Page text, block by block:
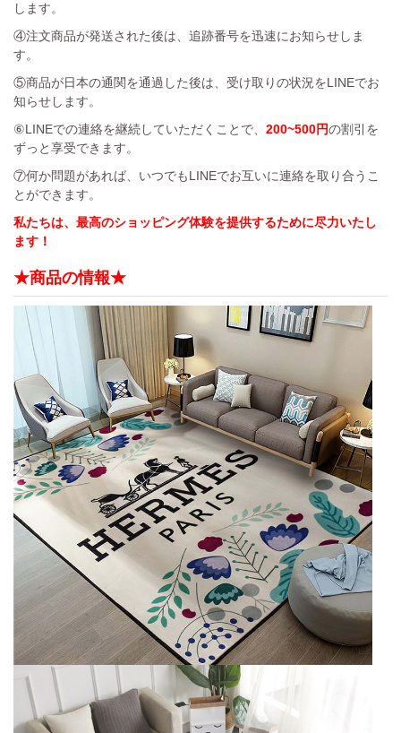
します。
④注文商品が発送された後は、追跡番号を迅速にお知らせしま
す。
⑤商品が日本の通関を通過した後は、受け取りの状況をLINEでお
知らせします。
⑥LINEでの連絡を継続していただくことで、 200~500円の割引を
ずっと享受できます。
⑦何か問題があれば、いつでもLINEでお互いに連絡を取り合うこ
とができます。
私たちは、最高のショッピング体験を提供するために尽力いたし
ます！
★商品の情報★